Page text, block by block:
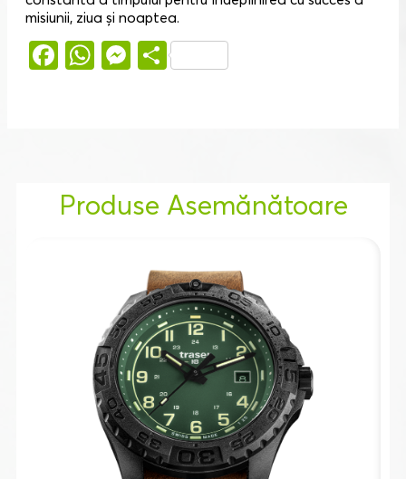
misiunii, ziua și noaptea.
Facebook
WhatsApp
Messenger
Partajează
Produse Asemănătoare